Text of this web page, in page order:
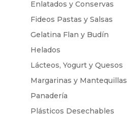
Enlatados y Conservas
Fideos Pastas y Salsas
Gelatina Flan y Budín
Helados
Lácteos, Yogurt y Quesos
Margarinas y Mantequillas
Panadería
Plásticos Desechables